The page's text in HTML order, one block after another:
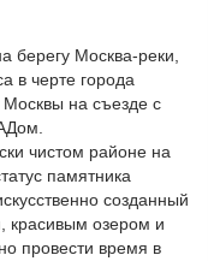
берегу Москва-реки,
в черте города
на съезде с
чистом районе на
памятника
созданный
красивым озером и
провести время в